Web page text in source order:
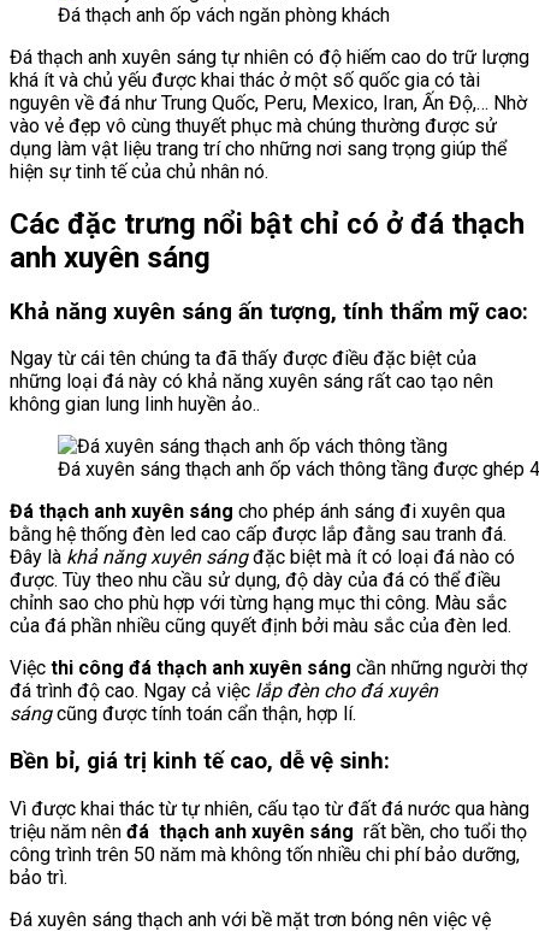
Đá thạch anh ốp vách ngăn phòng khách
Đá thạch anh xuyên sáng tự nhiên có độ hiếm cao do trữ lượng
khá ít và chủ yếu được khai thác ở một số quốc gia có tài
nguyên về đá như Trung Quốc, Peru, Mexico, Iran, Ấn Độ,… Nhờ
vào vẻ đẹp vô cùng thuyết phục mà chúng thường được sử
dụng làm vật liệu trang trí cho những nơi sang trọng giúp thể
hiện sự tinh tế của chủ nhân nó.
Các đặc trưng nổi bật chỉ có ở đá thạch
anh xuyên sáng
Khả năng xuyên sáng ấn tượng, tính thẩm mỹ cao:
Ngay từ cái tên chúng ta đã thấy được điều đặc biệt của
những loại đá này có khả năng xuyên sáng rất cao tạo nên
không gian lung linh huyền ảo..
Đá xuyên sáng thạch anh ốp vách thông tầng được ghép
Đá thạch anh xuyên sáng cho phép ánh sáng đi xuyên qua
bằng hệ thống đèn led cao cấp được lắp đằng sau tranh đá.
Đây là khả năng xuyên sángđặc biệt mà ít có loại đá nào có
được. Tùy theo nhu cầu sử dụng, độ dày của đá có thể điều
chỉnh sao cho phù hợp với từng hạng mục thi công. Màu sắc
của đá phần nhiều cũng quyết định bởi màu sắc của đèn led.
Việc thi công đá thạch anh xuyên sáng cần những người thợ
đá trình độ cao. Ngay cả việc lắp đèn cho đá xuyên
sángcũng được tính toán cẩn thận, hợp lí.
Bền bỉ, giá trị kinh tế cao, dễ vệ sinh:
Vì được khai thác từ tự nhiên, cấu tạo từ đất đá nước qua hàng
triệu năm nên đá thạch anh xuyên sáng rất bền, cho tuổi thọ
công trình trên 50 năm mà không tốn nhiều chi phí bảo dưỡng,
bảo trì.
Đá xuyên sáng thạch anh với bề mặt trơn bóng nên việc vệ